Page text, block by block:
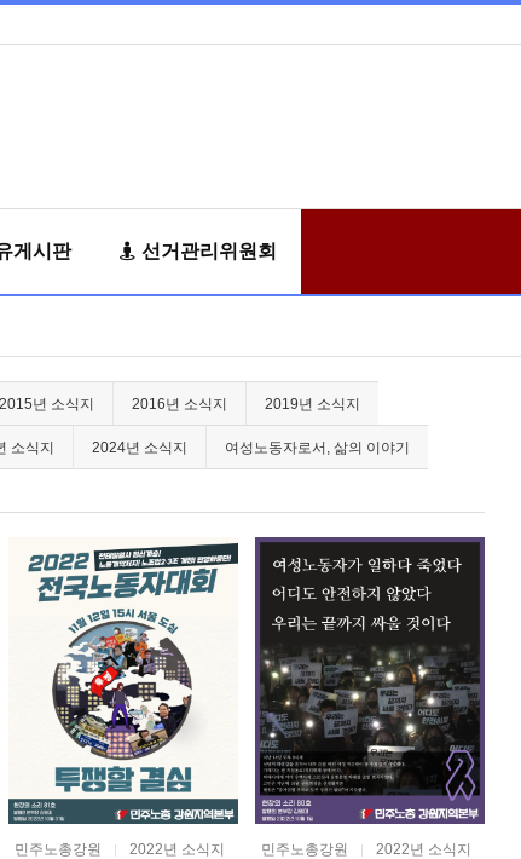
게시판 선거관리위원회
2015년 소식지 2016년 소식지 2019년 소식지
소식지 2024년 소식지 여성노동자로서, 삶의 이야기
민주노총강원 | 2022년 소식지 민주노총강원 | 2022년 소식지